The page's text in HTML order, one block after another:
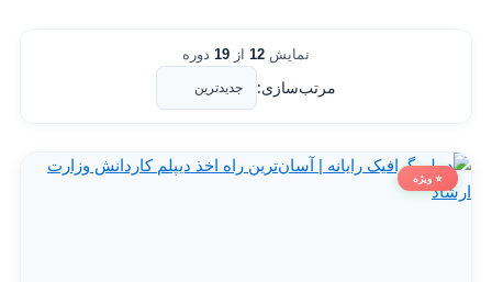
نمایش12 از 19 دوره
مرتب‌سازی:
⭐ ویژه